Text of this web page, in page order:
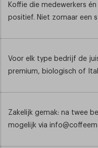
Koffie die medewerkers
positief. Niet zomaar een
Voor elk type bedrijf de
premium, biologisch of
Zakelijk gemak: na twee
mogelijk via